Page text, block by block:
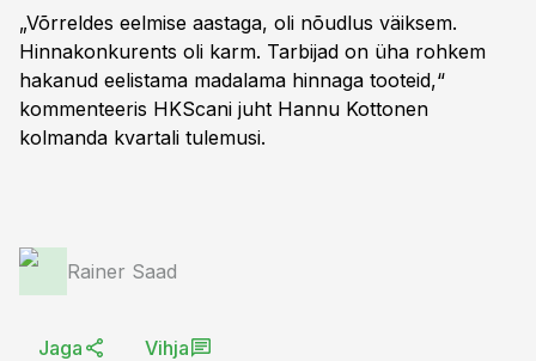
„Võrreldes eelmise aastaga, oli nõudlus väiksem.
Hinnakonkurents oli karm. Tarbijad on üha rohkem
hakanud eelistama madalama hinnaga tooteid,“
kommenteeris HKScani juht Hannu Kottonen
kolmanda kvartali tulemusi.
Rainer Saad
Jaga Vihja